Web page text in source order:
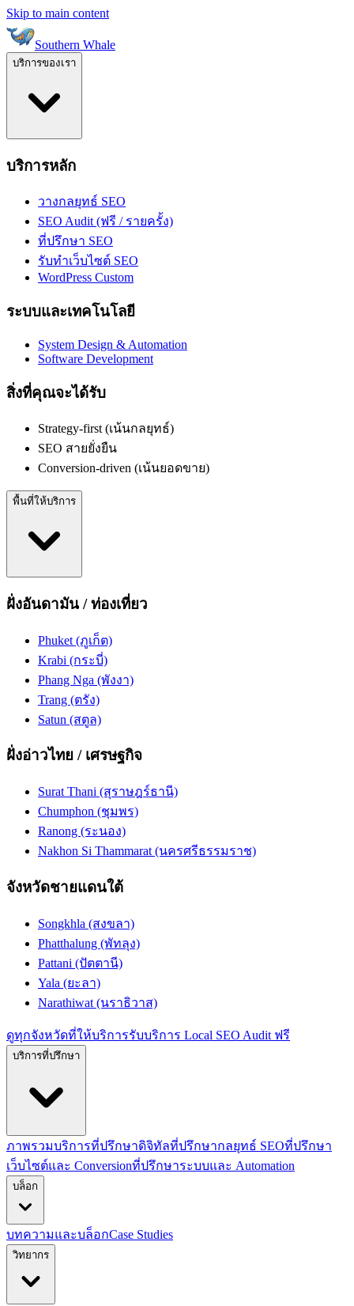
Skip to main content
Southern Whale
บริการของเรา
บริการหลัก
วางกลยุทธ์ SEO
SEO Audit (ฟรี / รายครั้ง)
ที่ปรึกษา SEO
รับทำเว็บไซต์ SEO
WordPress Custom
ระบบและเทคโนโลยี
System Design & Automation
Software Development
สิ่งที่คุณจะได้รับ
Strategy-first (เน้นกลยุทธ์)
SEO สายยั่งยืน
Conversion-driven (เน้นยอดขาย)
พื้นที่ให้บริการ
ฝั่งอันดามัน / ท่องเที่ยว
Phuket (ภูเก็ต)
Krabi (กระบี่)
Phang Nga (พังงา)
Trang (ตรัง)
Satun (สตูล)
ฝั่งอ่าวไทย / เศรษฐกิจ
Surat Thani (สุราษฎร์ธานี)
Chumphon (ชุมพร)
Ranong (ระนอง)
Nakhon Si Thammarat (นครศรีธรรมราช)
จังหวัดชายแดนใต้
Songkhla (สงขลา)
Phatthalung (พัทลุง)
Pattani (ปัตตานี)
Yala (ยะลา)
Narathiwat (นราธิวาส)
ดูทุกจังหวัดที่ให้บริการรับบริการ Local SEO Audit ฟรี
บริการที่ปรึกษา
ภาพรวมบริการที่ปรึกษาดิจิทัลที่ปรึกษากลยุทธ์ SEOที่ปรึกษา
เว็บไซต์และ Conversionที่ปรึกษาระบบและ Automation
บล็อก
บทความและบล็อกCase Studies
วิทยากร